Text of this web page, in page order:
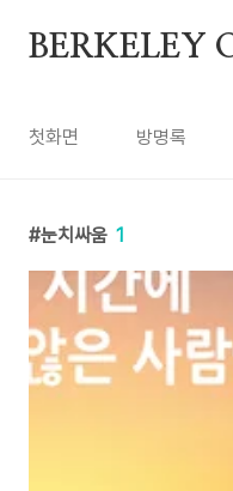
BERKELEY
첫화면 방명록
눈치싸움 1